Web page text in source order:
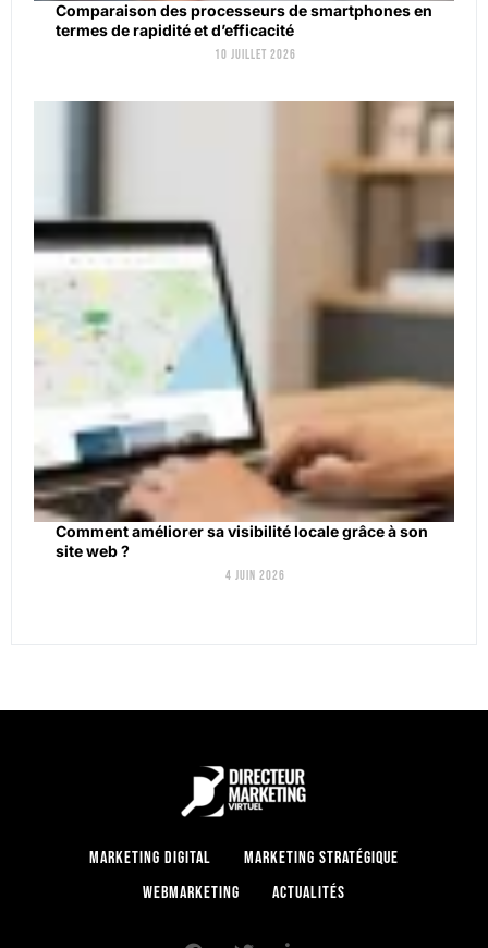
Comparaison des processeurs de smartphones en
termes de rapidité et d’efficacité
10 juillet 2026
Comment améliorer sa visibilité locale grâce à son
site web ?
4 juin 2026
Marketing digital
Marketing stratégique
Webmarketing
Actualités